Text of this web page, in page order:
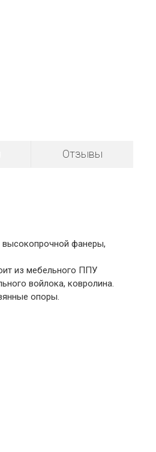
Отзывы
высокопрочной фанеры,
из мебельного ППУ
войлока, ковролина.
опоры.